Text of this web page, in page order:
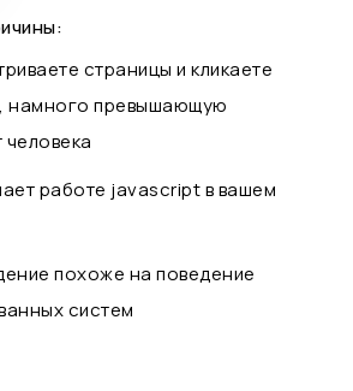
страницы и кликаете
намного превышающую
работе javascript в вашем
похоже на поведение
систем